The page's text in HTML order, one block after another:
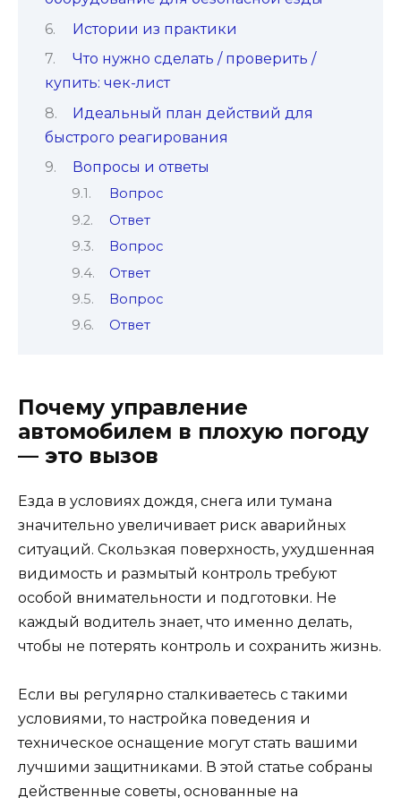
Истории из практики
Что нужно сделать / проверить /
купить: чек-лист
Идеальный план действий для
быстрого реагирования
Вопросы и ответы
Вопрос
Ответ
Вопрос
Ответ
Вопрос
Ответ
Почему управление
автомобилем в плохую погоду
— это вызов
Езда в условиях дождя, снега или тумана
значительно увеличивает риск аварийных
ситуаций. Скользкая поверхность, ухудшенная
видимость и размытый контроль требуют
особой внимательности и подготовки. Не
каждый водитель знает, что именно делать,
чтобы не потерять контроль и сохранить жизнь.
Если вы регулярно сталкиваетесь с такими
условиями, то настройка поведения и
техническое оснащение могут стать вашими
лучшими защитниками. В этой статье собраны
действенные советы, основанные на